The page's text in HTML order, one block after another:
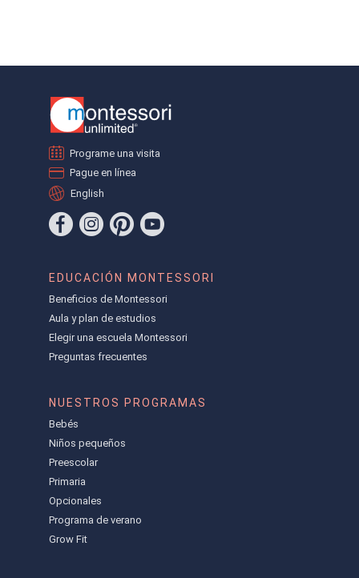
Programe una visita
Pague en línea
English
EDUCACIÓN MONTESSORI
Beneficios de Montessori
Aula y plan de estudios
Elegir una escuela Montessori
Preguntas frecuentes
NUESTROS PROGRAMAS
Bebés
Niños pequeños
Preescolar
Primaria
Opcionales
Programa de verano
Grow Fit